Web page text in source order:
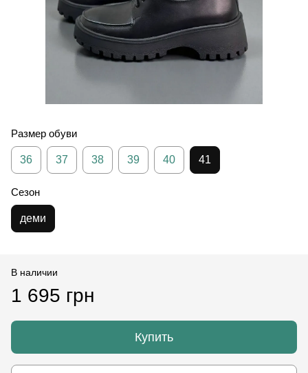
Размер обуви
36 37 38 39 40 41
Сезон
деми
В наличии
1 695 грн
Купить